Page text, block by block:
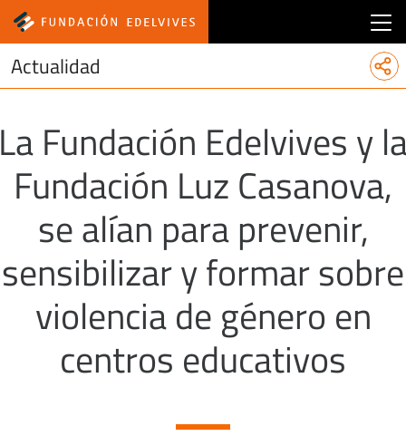
Main menu fundacion
Actualidad
Fundación Edelvives y
Fundación Luz Casanova,
se alían para prevenir,
sensibilizar y formar sobre
violencia de género en
centros educativos